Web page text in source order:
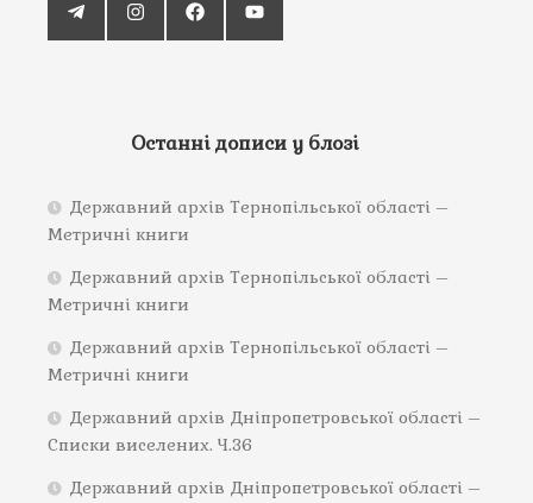
Останні дописи у блозі
Державний архів Тернопільської області –
Метричні книги
Державний архів Тернопільської області –
Метричні книги
Державний архів Тернопільської області –
Метричні книги
Державний архів Дніпропетровської області –
Списки виселених. Ч.36
Державний архів Дніпропетровської області –